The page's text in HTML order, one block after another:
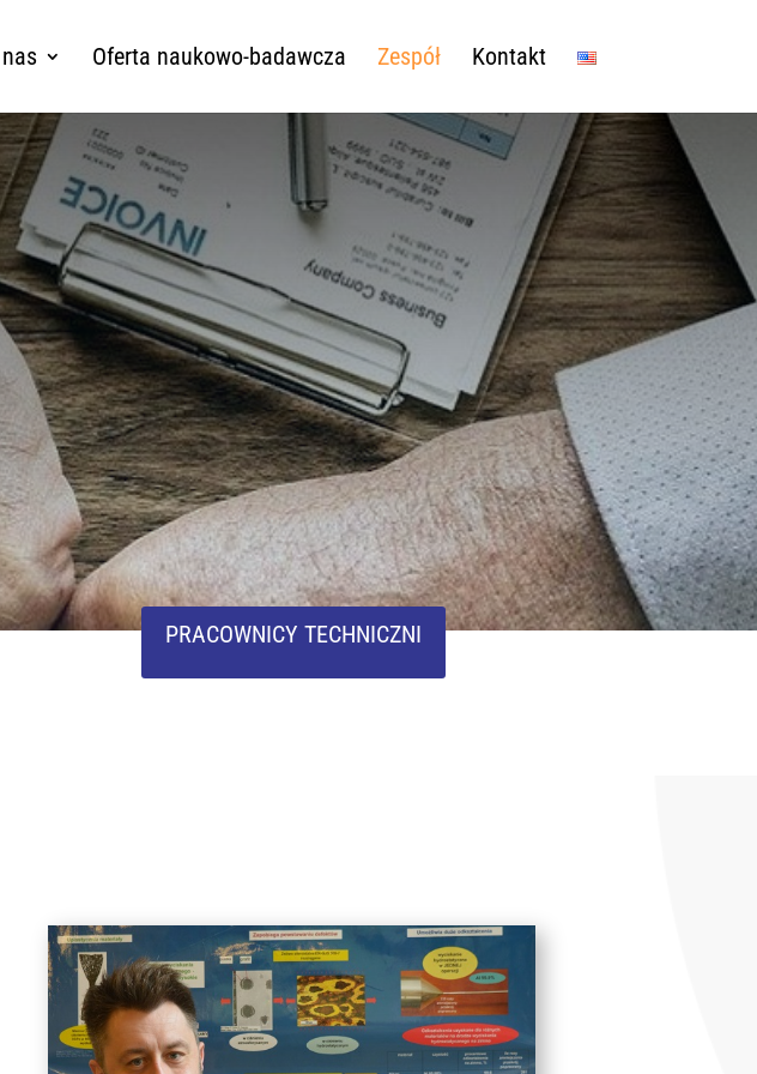
Oferta naukowo-badawcza Zespół Kontakt
PRACOWNICY TECHNICZNI